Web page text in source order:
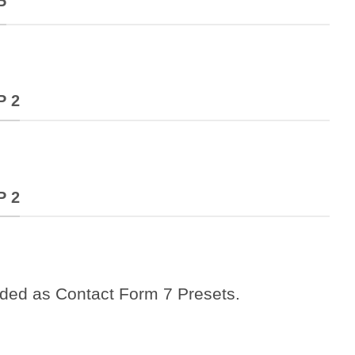
2
2
as Contact Form 7 Presets.